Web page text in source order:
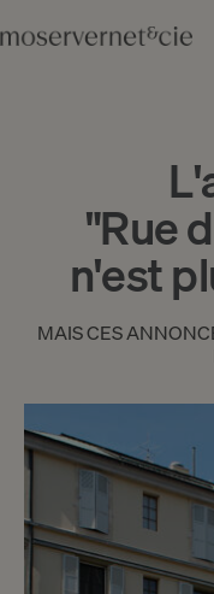
"Rue
n'est
MAIS CES